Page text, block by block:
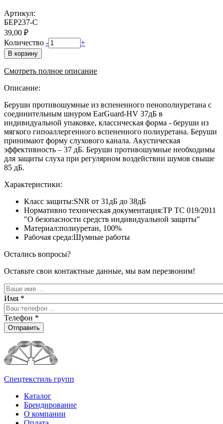
Артикул:
БЕР237-С
39,00 ₽
Количество - +
В корзину
Смотреть полное описание
Описание:
Беруши противошумные из вспененного пенополиуретана с
соединительным шнуром EarGuard-HV 37дБ в
индивидуальной упаковке, классическая форма - беруши из
мягкого гипоаллергенного вспененного полиуретана. Беруши
принимают форму слухового канала. Акустическая
эффективность – 37 дБ. Беруши противошумные необходимы
для защиты слуха при регулярном воздействии шумов свыше
85 дБ.
Характеристики:
Класс защиты:SNR от 31дБ до 38дБ
Нормативно техническая документация:ТР ТС 019/2011
"О безопасности средств индивидуальной защиты"
Материал:полиуретан, 100%
Рабочая среда:Шумные работы
Остались вопросы?
Оставьте свои контактные данные, мы вам перезвоним!
Имя *
Телефон *
Отправить
Спецтекстиль групп
Каталог
Брендирование
О компании